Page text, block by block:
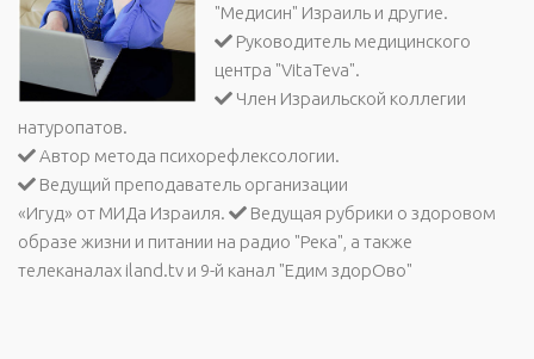
"Медисин" Израиль и другие.
Руководитель медицинского
центра "VitaTeva".
Член Израильской коллегии
натуропатов.
Автор метода психорефлексологии.
Ведущий преподаватель организации
«Игуд» от МИДа Израиля.
Ведущая рубрики о здоровом
образе жизни и питании на радио "Река", а также
телеканалах iland.tv и 9-й канал "Едим здорОво"